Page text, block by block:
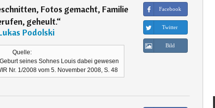
Fotos gemacht, Familie
geheult.“
Podolski
Quelle:
seines Sohnes Louis dabei gewesen
Nr. 1/2008 vom 5. November 2008, S. 48
Facebook
Twitter
Bild